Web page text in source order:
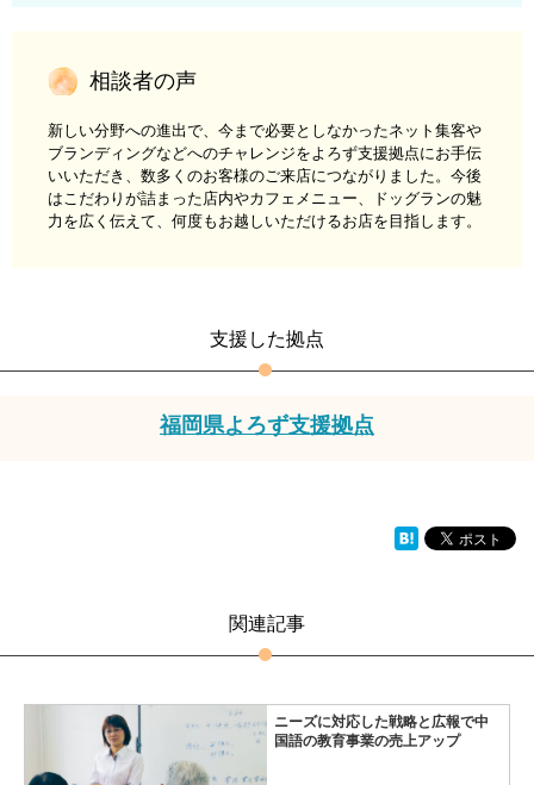
相談者の声
新しい分野への進出で、今まで必要としなかったネット集客や
ブランディングなどへのチャレンジをよろず支援拠点にお手伝
いいただき、数多くのお客様のご来店につながりました。今後
はこだわりが詰まった店内やカフェメニュー、ドッグランの魅
力を広く伝えて、何度もお越しいただけるお店を目指します。
支援した拠点
福岡県よろず支援拠点
関連記事
ニーズに対応した戦略と広報で中
国語の教育事業の売上アップ